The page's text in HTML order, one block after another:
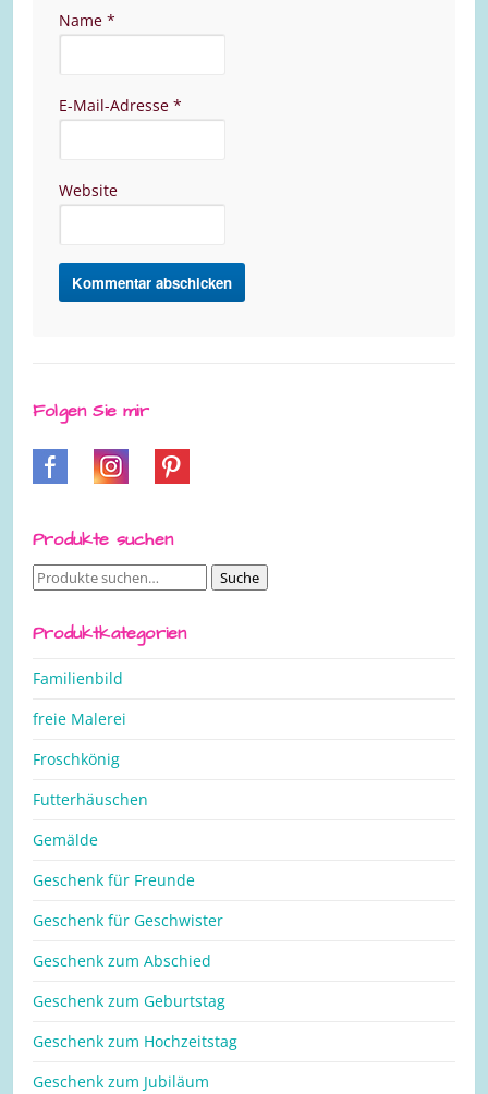
Name *
E-Mail-Adresse *
Website
Folgen Sie mir
Produkte suchen
Suche
Suche
Produktkategorien
Familienbild
freie Malerei
Froschkönig
Futterhäuschen
Gemälde
Geschenk für Freunde
Geschenk für Geschwister
Geschenk zum Abschied
Geschenk zum Geburtstag
Geschenk zum Hochzeitstag
Geschenk zum Jubiläum